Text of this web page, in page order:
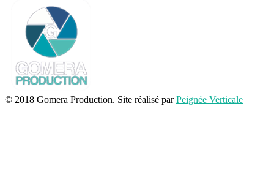
© 2018 Gomera Production. Site réalisé parPeignée Verticale